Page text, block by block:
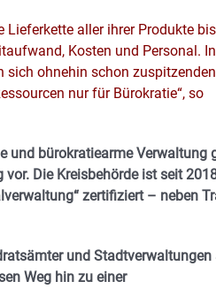
Lieferkette aller ihrer Produkte
Kosten und Personal. In
ohnehin schon zuspitzenden
nur für Bürokratie“, so
und bürokratiearme Verwaltung
Die Kreisbehörde ist seit
zertifiziert – neben
und Stadtverwaltungen
Weg hin zu einer